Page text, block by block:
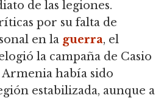
de las legiones.
por su falta de
en la guerra, el
la campaña de Casio
había sido
estabilizada, aunque a